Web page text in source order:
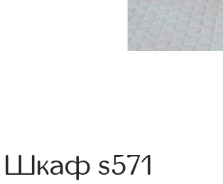
Шкаф s571